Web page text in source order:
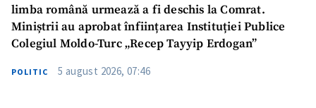
limba română urmează a fi deschis la Comrat.
Miniștrii au aprobat înființarea Instituției Publice
Colegiul Moldo-Turc „Recep Tayyip Erdogan”
POLITIC 5 august 2026, 07:46